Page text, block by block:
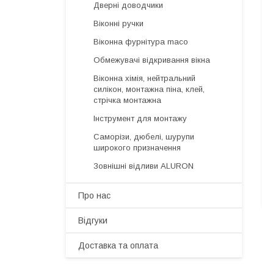
Дверні доводчики
Віконні ручки
Віконна фурнітура maco
Обмежувачі відкривання вікна
Віконна хімія, нейтральний
силікон, монтажна піна, клей,
стрічка монтажна
Інструмент для монтажу
Саморізи, дюбелі, шурупи
широкого призначення
Зовнішні відливи ALURON
Про нас
Відгуки
Доставка та оплата